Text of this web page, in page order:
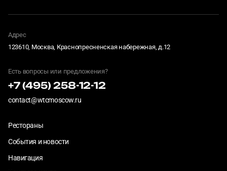
Адрес
123610, Москва, Краснопресненская набережная, д.12
Есть вопросы или предложения?
+7 (495) 258-12-12
contact@wtcmoscow.ru
Рестораны
События и новости
Навигация